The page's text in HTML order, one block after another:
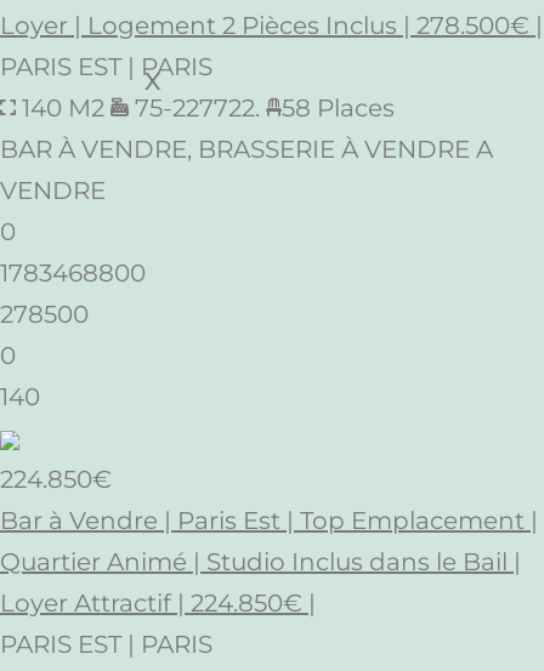
X
Loyer | Logement 2 Pièces Inclus | 278.500€ |
PARIS EST | PARIS
140 M2
75-227722.
58 Places
BAR À VENDRE, BRASSERIE À VENDRE A
VENDRE
0
1783468800
278500
0
140
224.850€
Bar à Vendre | Paris Est | Top Emplacement |
Quartier Animé | Studio Inclus dans le Bail |
Loyer Attractif | 224.850€ |
PARIS EST | PARIS